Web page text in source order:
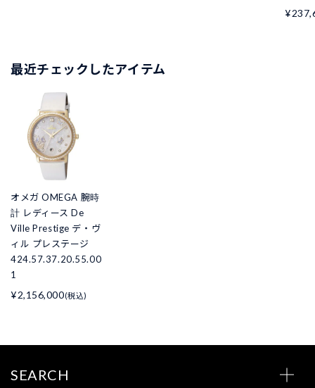
最近チェックしたアイテム
オメガ OMEGA 腕時
計 レディース De
Ville Prestige デ・ヴ
ィル プレステージ
424.57.37.20.55.00
1
¥2,156,000(税込)
SEARCH